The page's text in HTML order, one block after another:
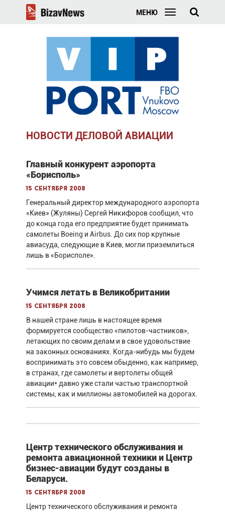
МЕНЮ
НОВОСТИ ДЕЛОВОЙ АВИАЦИИ
Главный конкурент аэропорта
«Борисполь»
15 сентября 2008
Генеральный директор международного аэропорта
«Киев» (Жуляны) Сергей Никифоров сообщил, что
до конца года его предприятие будет принимать
самолеты Boeing и Airbus. До сих пор крупные
авиасуда, следующие в Киев, могли приземлиться
лишь в «Борисполе».
Учимся летать в Великобритании
15 сентября 2008
В нашей стране лишь в настоящее время
формируется сообщество «пилотов-частников»,
летающих по своим делам и в свое удовольствие
на законных основаниях. Когда-нибудь мы будем
воспринимать это совсем обыденно, как например,
в странах, где самолеты и вертолеты общей
авиации* давно уже стали частью транспортной
системы, как и миллионы автомобилей на дорогах.
Центр технического обслуживания и
ремонта авиационной техники и Центр
бизнес-авиации будут созданы в
Беларуси.
15 сентября 2008
Центр технического обслуживания и ремонта